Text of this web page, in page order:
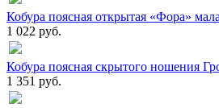
Кобура поясная открытая «Фора»
1 022 руб.
Кобура поясная скрытого ношения
1 351 руб.